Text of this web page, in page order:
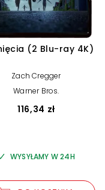
(2 Blu-ray 4K)
Zach Cregger
Warner Bros.
116,34 zł
WYSYŁAMY W 24H